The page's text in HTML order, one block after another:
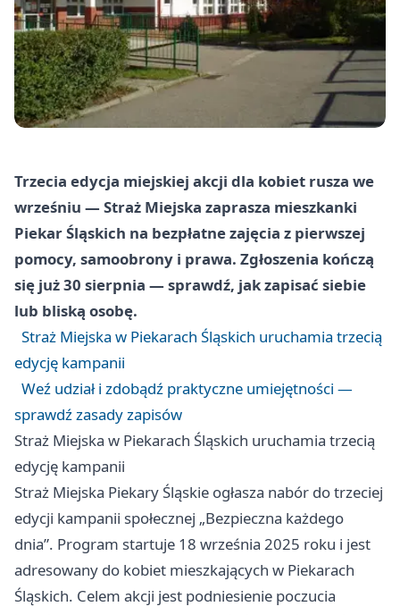
Trzecia edycja miejskiej akcji dla kobiet rusza we
wrześniu — Straż Miejska zaprasza mieszkanki
Piekar Śląskich na bezpłatne zajęcia z pierwszej
pomocy, samoobrony i prawa. Zgłoszenia kończą
się już 30 sierpnia — sprawdź, jak zapisać siebie
lub bliską osobę.
Straż Miejska w Piekarach Śląskich uruchamia trzecią
edycję kampanii
Weź udział i zdobądź praktyczne umiejętności —
sprawdź zasady zapisów
Straż Miejska w Piekarach Śląskich uruchamia trzecią
edycję kampanii
Straż Miejska Piekary Śląskie ogłasza nabór do trzeciej
edycji kampanii społecznej „Bezpieczna każdego
dnia”. Program startuje 18 września 2025 roku i jest
adresowany do kobiet mieszkających w Piekarach
Śląskich. Celem akcji jest podniesienie poczucia